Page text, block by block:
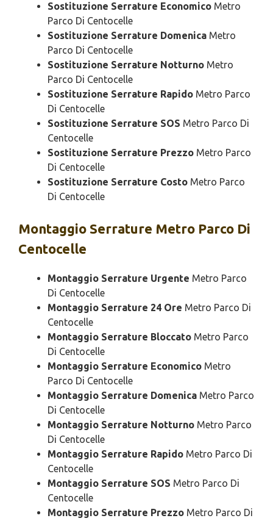
Sostituzione Serrature Economico Metro
Parco Di Centocelle
Sostituzione Serrature Domenica Metro
Parco Di Centocelle
Sostituzione Serrature Notturno Metro
Parco Di Centocelle
Sostituzione Serrature Rapido Metro Parco
Di Centocelle
Sostituzione Serrature SOS Metro Parco Di
Centocelle
Sostituzione Serrature Prezzo Metro Parco
Di Centocelle
Sostituzione Serrature Costo Metro Parco
Di Centocelle
Montaggio Serrature Metro Parco Di
Centocelle
Montaggio Serrature Urgente Metro Parco
Di Centocelle
Montaggio Serrature 24 Ore Metro Parco Di
Centocelle
Montaggio Serrature Bloccato Metro Parco
Di Centocelle
Montaggio Serrature Economico Metro
Parco Di Centocelle
Montaggio Serrature Domenica Metro Parco
Di Centocelle
Montaggio Serrature Notturno Metro Parco
Di Centocelle
Montaggio Serrature Rapido Metro Parco Di
Centocelle
Montaggio Serrature SOS Metro Parco Di
Centocelle
Montaggio Serrature Prezzo Metro Parco Di